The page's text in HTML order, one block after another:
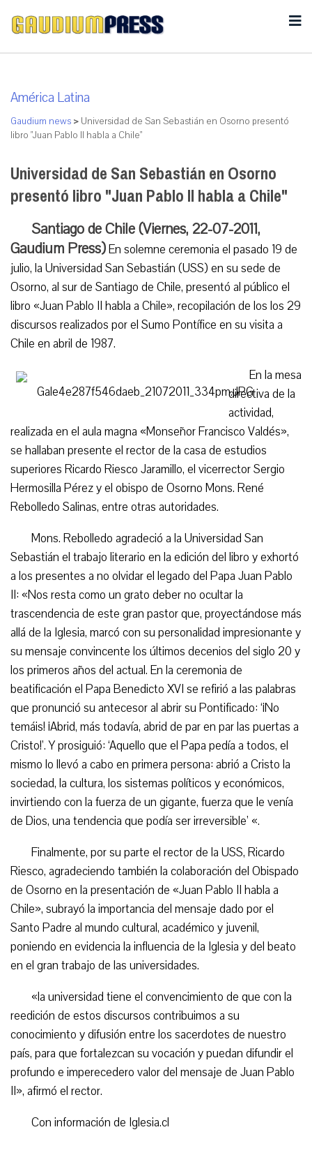
América Latina
Gaudium news > Universidad de San Sebastián en Osorno presentó
libro "Juan Pablo II habla a Chile"
Universidad de San Sebastián en Osorno
presentó libro "Juan Pablo II habla a Chile"
Santiago de Chile (Viernes, 22-07-2011,
Gaudium Press)En solemne ceremonia el pasado 19 de
julio, la Universidad San Sebastián (USS) en su sede de
Osorno, al sur de Santiago de Chile, presentó al público el
libro «Juan Pablo II habla a Chile», recopilación de los los 29
discursos realizados por el Sumo Pontífice en su visita a
Chile en abril de 1987.
En la mesa
directiva de la
actividad,
realizada en el aula magna «Monseñor Francisco Valdés»,
se hallaban presente el rector de la casa de estudios
superiores Ricardo Riesco Jaramillo, el vicerrector Sergio
Hermosilla Pérez y el obispo de Osorno Mons. René
Rebolledo Salinas, entre otras autoridades.
Mons. Rebolledo agradeció a la Universidad San
Sebastián el trabajo literario en la edición del libro y exhortó
a los presentes a no olvidar el legado del Papa Juan Pablo
II: «Nos resta como un grato deber no ocultar la
trascendencia de este gran pastor que, proyectándose más
allá de la Iglesia, marcó con su personalidad impresionante y
su mensaje convincente los últimos decenios del siglo 20 y
los primeros años del actual. En la ceremonia de
beatificación el Papa Benedicto XVI se refirió a las palabras
que pronunció su antecesor al abrir su Pontificado: ‘¡No
temáis! ¡Abrid, más todavía, abrid de par en par las puertas a
Cristo!’. Y prosiguió: ‘Aquello que el Papa pedía a todos, el
mismo lo llevó a cabo en primera persona: abrió a Cristo la
sociedad, la cultura, los sistemas políticos y económicos,
invirtiendo con la fuerza de un gigante, fuerza que le venía
de Dios, una tendencia que podía ser irreversible’ «.
Finalmente, por su parte el rector de la USS, Ricardo
Riesco, agradeciendo también la colaboración del Obispado
de Osorno en la presentación de «Juan Pablo II habla a
Chile», subrayó la importancia del mensaje dado por el
Santo Padre al mundo cultural, académico y juvenil,
poniendo en evidencia la influencia de la Iglesia y del beato
en el gran trabajo de las universidades.
«la universidad tiene el convencimiento de que con la
reedición de estos discursos contribuimos a su
conocimiento y difusión entre los sacerdotes de nuestro
país, para que fortalezcan su vocación y puedan difundir el
profundo e imperecedero valor del mensaje de Juan Pablo
II», afirmó el rector.
Con información de Iglesia.cl